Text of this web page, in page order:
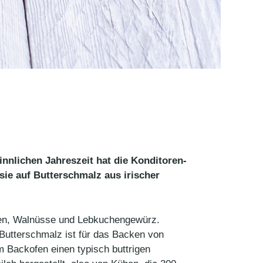
Jahreszeit hat die Konditoren-
auf Butterschmalz aus irischer
Walnüsse und Lebkuchengewürz.
ist für das Backen von
Backofen einen typisch buttrigen